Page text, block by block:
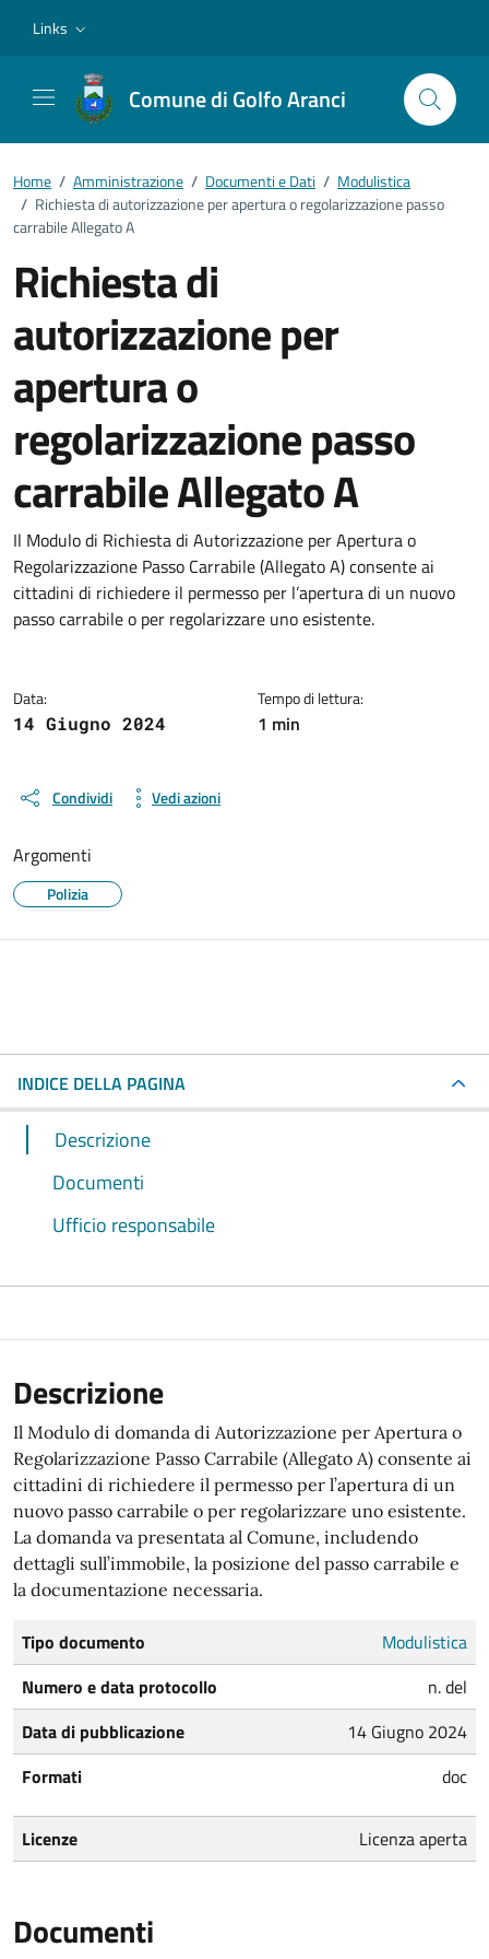
Links
Comune di Golfo Aranci
Home / Amministrazione / Documenti e Dati / Modulistica
/ Richiesta di autorizzazione per apertura o regolarizzazione passo
carrabile Allegato A
Richiesta di
autorizzazione per
apertura o
regolarizzazione passo
carrabile Allegato A
Dettagli del documento
Il Modulo di Richiesta di Autorizzazione per Apertura o
Regolarizzazione Passo Carrabile (Allegato A) consente ai
cittadini di richiedere il permesso per l’apertura di un nuovo
passo carrabile o per regolarizzare uno esistente.
Data:
14 Giugno 2024
Tempo di lettura:
1 min
Condividi Vedi azioni
Argomenti
Polizia
INDICE DELLA PAGINA
Descrizione
Documenti
Ufficio responsabile
Descrizione
Il Modulo di domanda di Autorizzazione per Apertura o
Regolarizzazione Passo Carrabile (Allegato A) consente ai
cittadini di richiedere il permesso per l’apertura di un
nuovo passo carrabile o per regolarizzare uno esistente.
La domanda va presentata al Comune, includendo
dettagli sull’immobile, la posizione del passo carrabile e
la documentazione necessaria.
Tipo documento
Modulistica
Numero e data protocollo
n. del
Data di pubblicazione
14 Giugno 2024
Formati
doc
Licenze Licenza aperta
Documenti